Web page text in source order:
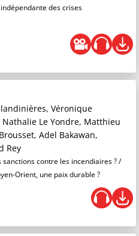
des crises
Véronique
Le Yondre, Matthieu
Adel Bakawan,
Rey
contre les incendiaires ? /
Orient, une paix durable ?